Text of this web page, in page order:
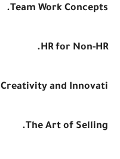
Team Work Concepts.
HR for Non-HR.
Creativity and Innovati.
The Art of Selling.